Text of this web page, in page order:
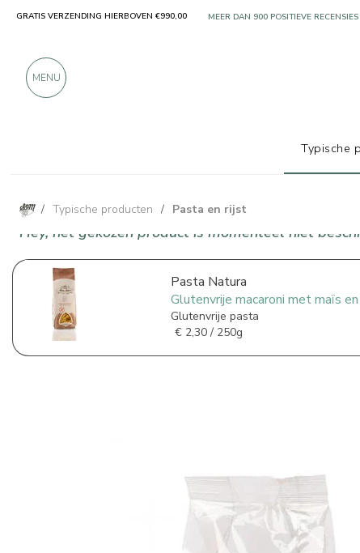
/ Typische producten / Pasta en rijst
Hey, het gekozen product is momenteel niet
Pasta Natura
Glutenvrije macaroni met maïs
Glutenvrije pasta
€ 2,30 / 250g
GRATIS VERZENDING HIERBOVEN €990,00 ALLEEN PRODUCTEN VAN
MENU
Typische